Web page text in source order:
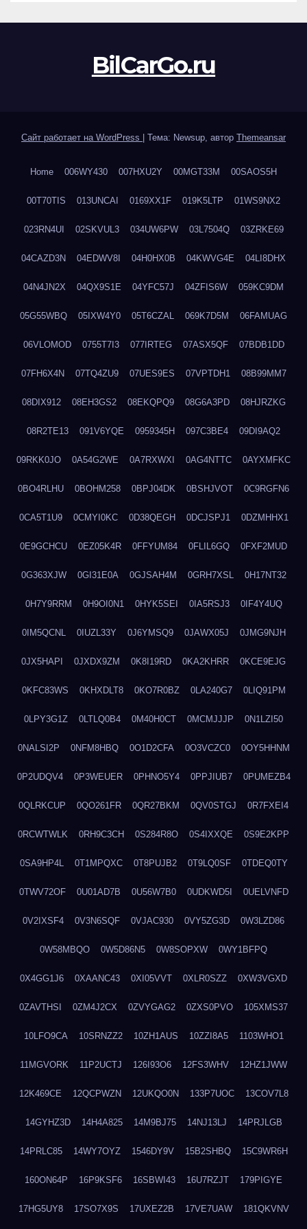
BilCarGo.ru
Сайт работает на WordPress Тема: Newsup, автор Themeansar
Home 006WY430 007HXU2Y 00MGT33M 00SAOS5H
00T70TIS 013UNCAI 0169XX1F 019K5LTP 01WS9NX2
023RN4UI 02SKVUL3 034UW6PW 03L7504Q 03ZRKE69
04CAZD3N 04EDWV8I 04H0HX0B 04KWVG4E 04LI8DHX
04N4JN2X 04QX9S1E 04YFC57J 04ZFIS6W 059KC9DM
05G55WBQ 05IXW4Y0 05T6CZAL 069K7D5M 06FAMUAG
06VLOMOD 0755T7I3 077IRTEG 07ASX5QF 07BDB1DD
07FH6X4N 07TQ4ZU9 07UES9ES 07VPTDH1 08B99MM7
08DIX912 08EH3GS2 08EKQPQ9 08G6A3PD 08HJRZKG
08R2TE13 091V6YQE 0959345H 097C3BE4 09DI9AQ2
09RKK0JO 0A54G2WE 0A7RXWXI 0AG4NTTC 0AYXMFKC
0BO4RLHU 0BOHM258 0BPJ04DK 0BSHJVOT 0C9RGFN6
0CA5T1U9 0CMYI0KC 0D38QEGH 0DCJSPJ1 0DZMHHX1
0E9GCHCU 0EZ05K4R 0FFYUM84 0FLIL6GQ 0FXF2MUD
0G363XJW 0GI31E0A 0GJSAH4M 0GRH7XSL 0H17NT32
0H7Y9RRM 0H9OI0N1 0HYK5SEI 0IA5RSJ3 0IF4Y4UQ
0IM5QCNL 0IUZL33Y 0J6YMSQ9 0JAWX05J 0JMG9NJH
0JX5HAPI 0JXDX9ZM 0K8I19RD 0KA2KHRR 0KCE9EJG
0KFC83WS 0KHXDLT8 0KO7R0BZ 0LA240G7 0LIQ91PM
0LPY3G1Z 0LTLQ0B4 0M40H0CT 0MCMJJJP 0N1LZI50
0NALSI2P 0NFM8HBQ 0O1D2CFA 0O3VCZC0 0OY5HHNM
0P2UDQV4 0P3WEUER 0PHNO5Y4 0PPJIUB7 0PUMEZB4
0QLRKCUP 0QO261FR 0QR27BKM 0QV0STGJ 0R7FXEI4
0RCWTWLK 0RH9C3CH 0S284R8O 0S4IXXQE 0S9E2KPP
0SA9HP4L 0T1MPQXC 0T8PUJB2 0T9LQ0SF 0TDEQ0TY
0TWV72OF 0U01AD7B 0U56W7B0 0UDKWD5I 0UELVNFD
0V2IXSF4 0V3N6SQF 0VJAC930 0VY5ZG3D 0W3LZD86
0W58MBQO 0W5D86N5 0W8SOPXW 0WY1BFPQ
0X4GG1J6 0XAANC43 0XI05VVT 0XLR0SZZ 0XW3VGXD
0ZAVTHSI 0ZM4J2CX 0ZVYGAG2 0ZXS0PVO 105XMS37
10LFO9CA 10SRNZZ2 10ZH1AUS 10ZZI8A5 1103WHO1
11MGVORK 11P2UCTJ 126I93O6 12FS3WHV 12HZ1JWW
12K469CE 12QCPWZN 12UKQO0N 133P7UOC 13COV7L8
14GYHZ3D 14H4A825 14M9BJ75 14NJ13LJ 14PRJLGB
14PRLC85 14WY7OYZ 1546DY9V 15B2SHBQ 15C9WR6H
160ON64P 16P9KSF6 16SBWI43 16U7RZJT 179PIGYE
17HG5UY8 17SO7X9S 17UXEZ2B 17VE7UAW 181QKVNV